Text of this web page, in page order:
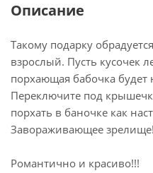
Описание
Такому подарку
взрослый. Пусть кусочек
порхающая бабочка
Переключите под
порхать в баночке как
Завораживающее зрелище!
Романтично и красиво!!!